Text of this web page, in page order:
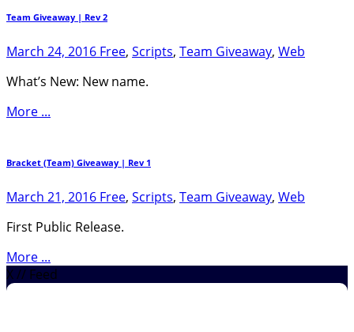
Team Giveaway | Rev 2
March 24, 2016 Free, Scripts, Team Giveaway, Web
What’s New: New name.
More ...
Bracket (Team) Giveaway | Rev 1
March 21, 2016 Free, Scripts, Team Giveaway, Web
First Public Release.
More ...
X // Feed